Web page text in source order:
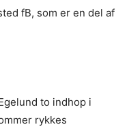
fB, som er en del af
to indhop i
rykkes